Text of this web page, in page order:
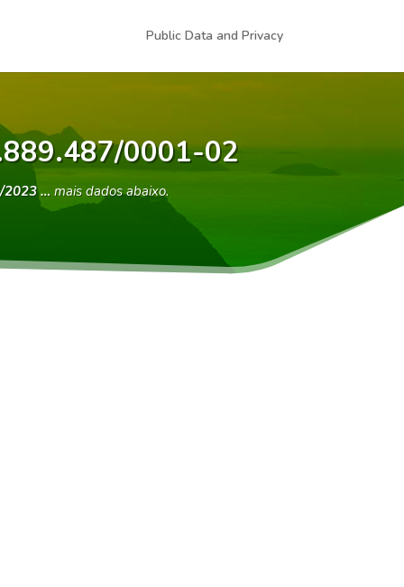
Public Data and Privacy
0001-02
2023 …mais dados abaixo.